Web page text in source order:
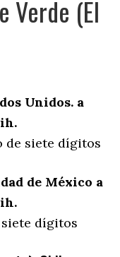
Verde (El
Unidos. a
de siete dígitos
de México a
dígitos